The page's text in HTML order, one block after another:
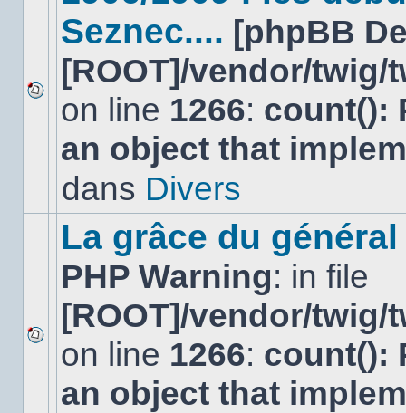
Aucun
nouveau
message
non-
dans
Seznec.... [phpBB
[ROOT]/vendor/
on line 1266: count():
an object that
dans Divers
Aucun
nouveau
message
non-
La grâce du
PHP Warning: in file
[ROOT]/vendor/
on line 1266: count():
an object that